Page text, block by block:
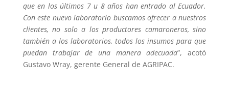
que en los últimos 7 u 8 años han entrado al Ecuador.
Con este nuevo laboratorio buscamos ofrecer a nuestros
clientes, no solo a los productores camaroneros, sino
también a los laboratorios, todos los insumos para que
puedan trabajar de una manera adecuada”, acotó
Gustavo Wray, gerente General de AGRIPAC.